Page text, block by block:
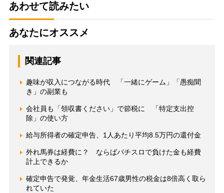
あわせて読みたい
あなたにオススメ
関連記事
趣味が収入につながる時代 「一緒にゲーム」「愚痴聞
き」の副業も
会社員も「領収書ください」で節税に 「特定支出控
除」の使い方
給与所得者の確定申告、1人あたり平均8.5万円の還付金
外れ馬券は経費に？ ならばパチスロで負けた金も経費
計上できるか
確定申告で発覚、年金生活67歳男性の税金は8倍高く取ら
れていた